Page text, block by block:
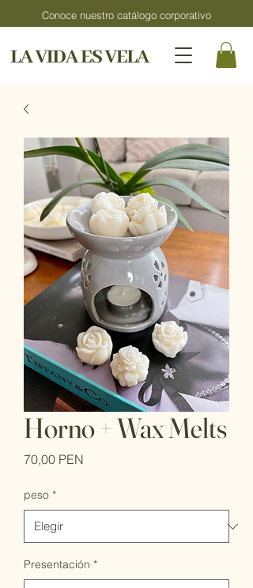
Conoce nuestro catálogo corporativo
Horno + Wax Melts
70,00 PEN
peso *
Presentación *